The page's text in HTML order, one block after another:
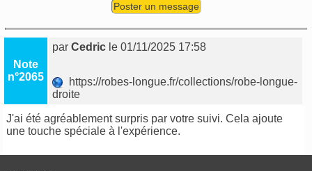
Poster un message
Note
n°2065
parCedric le 01/11/2025 17:58
https://robes-longue.fr/collections/robe-longue-
droite
J'ai été agréablement surpris par votre suivi. Cela ajoute
une touche spéciale à l'expérience.